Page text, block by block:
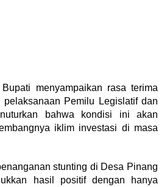
menyampaikan rasa terima
pelaksanaan Pemilu Legislatif dan
bahwa kondisi ini akan
iklim investasi di masa
stunting di Desa Pinang
hasil positif dengan hanya